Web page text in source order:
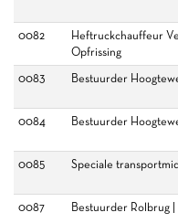
0082
Heftruckchauffeur
Opfrissing
0083
Bestuurder
0084
Bestuurder
0085
Speciale
0087
Bestuurder Rolbrug |